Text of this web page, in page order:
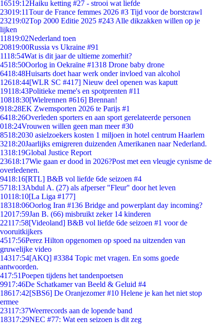
16519:12Haiku ketting #27 - strooi wat liefde
23019:11Tour de France femmes 2026 #3 Tijd voor de borstcrawl
23219:02Top 2000 Editie 2025 #243 Alle dikzakken willen op je
lijken
11819:02Nederland toen
20819:00Russia vs Ukraine #91
1118:54Wat is dit jaar de ultieme zomerhit?
4518:50Oorlog in Oekraïne #1318 Drone baby drone
6418:48Huisarts doet haar werk onder invloed van alcohol
12618:44[WLR SC #417] Nieuw deel openen was kaputt
19118:43Politieke meme's en spotprenten #11
10818:30[Wielrennen #616] Brennan!
918:28EK Zwemsporten 2026 te Parijs #1
6418:26Overleden sporters en aan sport gerelateerde personen
018:24Vrouwen willen geen man meer #30
8518:2030 asielzoekers kosten 1 miljoen in hotel centrum Haarlem
3218:20Jaarlijks emigreren duizenden Amerikanen naar Nederland.
1318:19Global Justice Report
23618:17Wie gaan er dood in 2026?Post met een vleugje cynisme de
overledenen.
9418:16[RTL] B&B vol liefde 6de seizoen #4
5718:13Abdul A. (27) als afperser "Fleur" door het leven
10118:10[La Liga #177]
18318:06Oorlog Iran #136 Bridge and powerplant day incoming?
12017:59Jan B. (66) misbruikt zeker 14 kinderen
22117:58[Videoland] B&B vol liefde 6de seizoen #1 voor de
vooruitkijkers
4517:56Perez Hilton opgenomen op spoed na uitzenden van
gruwelijke video
14317:54[AKQ] #3384 Topic met vragen. En soms goede
antwoorden.
417:51Poepen tijdens het tandenpoetsen
9917:46De Schatkamer van Beeld & Geluid #4
18617:42[SBS6] De Oranjezomer #10 Helene je kan het niet stop
ermee
23117:37Weerrecords aan de lopende band
18317:29NEC #77: Wat een seizoen is dit zeg